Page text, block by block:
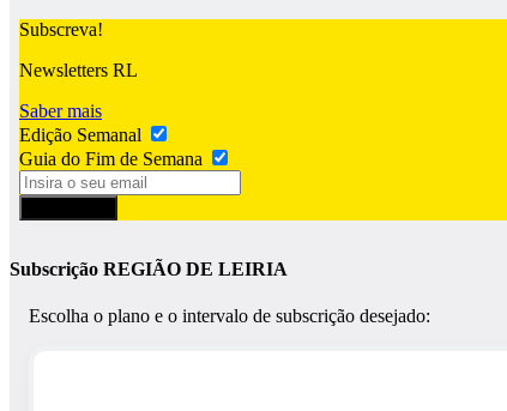
Subscreva!
Newsletters RL
Saber mais
Edição Semanal
Guia do Fim de Semana
Subscrição REGIÃO DE LEIRIA
Escolha o plano e o intervalo de subscrição desejado: